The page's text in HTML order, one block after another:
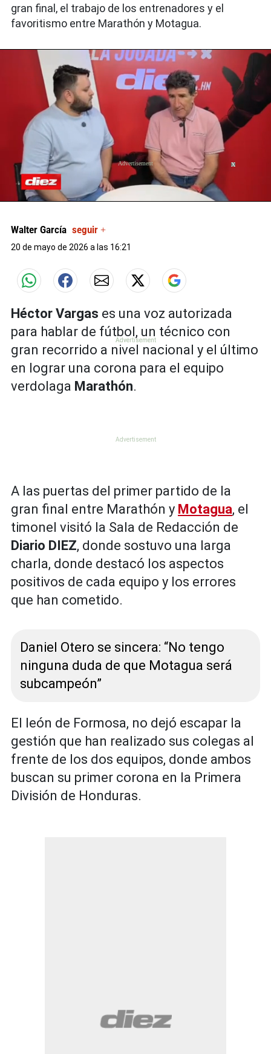
gran final, el trabajo de los entrenadores y el
favoritismo entre Marathón y Motagua.
seconds
X
X
X
Walter García seguir +
20 de mayo de 2026 a las 16:21
Héctor Vargas es una voz autorizada
para hablar de fútbol, un técnico con
gran recorrido a nivel nacional y el último
en lograr una corona para el equipo
verdolaga Marathón.
A las puertas del primer partido de la
gran final entre Marathón y Motagua, el
timonel visitó la Sala de Redacción de
Diario DIEZ, donde sostuvo una larga
charla, donde destacó los aspectos
positivos de cada equipo y los errores
que han cometido.
Daniel Otero se sincera: “No tengo
ninguna duda de que Motagua será
subcampeón”
El león de Formosa, no dejó escapar la
gestión que han realizado sus colegas al
frente de los dos equipos, donde ambos
buscan su primer corona en la Primera
División de Honduras.